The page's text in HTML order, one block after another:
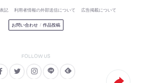
記 利用者情報の外部送信について 広告掲載について
お問い合わせ / 作品投稿